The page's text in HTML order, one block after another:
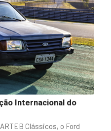
Internacional do
Clássicos, o Ford